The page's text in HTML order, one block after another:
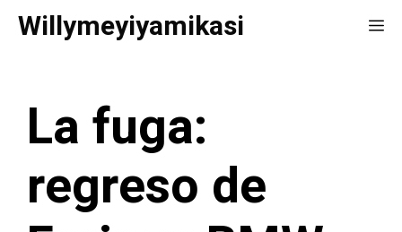
Saltar
Willymeyiyamikasi
La fuga:
regreso de